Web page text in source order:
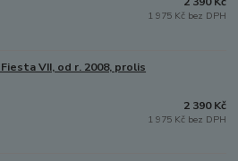
1 975 Kč bez DPH
VII, od r. 2008, prolis
2 390 Kč
1 975 Kč bez DPH